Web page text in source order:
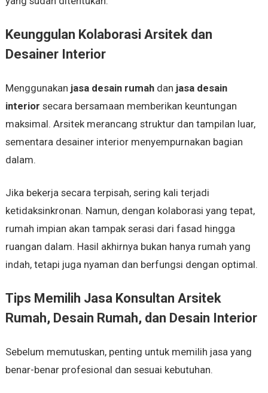
Keunggulan Kolaborasi Arsitek dan
Desainer Interior
Menggunakan jasa desain rumahdan jasa desain
interior secara bersamaan memberikan keuntungan
maksimal. Arsitek merancang struktur dan tampilan luar,
sementara desainer interior menyempurnakan bagian
dalam.
Jika bekerja secara terpisah, sering kali terjadi
ketidaksinkronan. Namun, dengan kolaborasi yang tepat,
rumah impian akan tampak serasi dari fasad hingga
ruangan dalam. Hasil akhirnya bukan hanya rumah yang
indah, tetapi juga nyaman dan berfungsi dengan optimal.
Tips Memilih Jasa Konsultan Arsitek
Rumah, Desain Rumah, dan Desain Interior
Sebelum memutuskan, penting untuk memilih jasa yang
benar-benar profesional dan sesuai kebutuhan.